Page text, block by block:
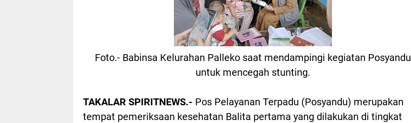
Foto.- Babinsa Kelurahan Palleko saat mendampingi kegiatan Posyandu
untuk mencegah stunting.
TAKALAR SPIRITNEWS.- Pos Pelayanan Terpadu (Posyandu) merupakan
tempat pemeriksaan kesehatan Balita pertama yang dilakukan di tingkat